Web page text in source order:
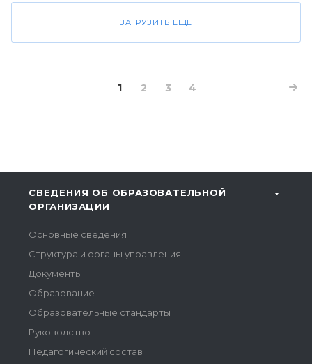
ЗАГРУЗИТЬ ЕЩЕ
1 2 3 4
СВЕДЕНИЯ ОБ ОБРАЗОВАТЕЛЬНОЙ
ОРГАНИЗАЦИИ
Основные сведения
Структура и органы управления
Документы
Образование
Образовательные стандарты
Руководство
Педагогический состав